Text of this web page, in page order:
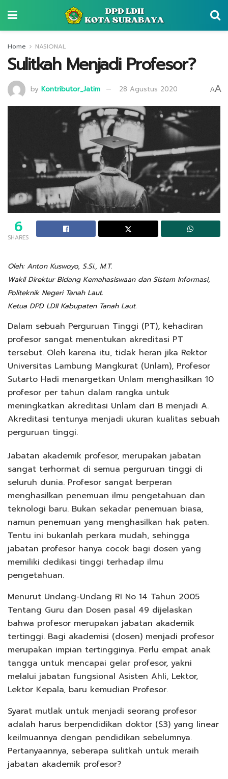
Home NASIONAL
Sulitkah Menjadi Profesor?
by Kontributor_Jatim 28 Agustus 2020 AA
6
SHARES
Oleh: Anton Kuswoyo, S.Si., M.T.
Wakil Direktur Bidang Kemahasiswaan dan Sistem Informasi,
Politeknik Negeri Tanah Laut.
Ketua DPD LDII Kabupaten Tanah Laut.
Dalam sebuah Perguruan Tinggi (PT), kehadiran
profesor sangat menentukan akreditasi PT
tersebut. Oleh karena itu, tidak heran jika Rektor
Universitas Lambung Mangkurat (Unlam), Profesor
Sutarto Hadi menargetkan Unlam menghasilkan 10
profesor per tahun dalam rangka untuk
meningkatkan akreditasi Unlam dari B menjadi A.
Akreditasi tentunya menjadi ukuran kualitas sebuah
perguruan tinggi.
Jabatan akademik profesor, merupakan jabatan
sangat terhormat di semua perguruan tinggi di
seluruh dunia. Profesor sangat berperan
menghasilkan penemuan ilmu pengetahuan dan
teknologi baru. Bukan sekadar penemuan biasa,
namun penemuan yang menghasilkan hak paten.
Tentu ini bukanlah perkara mudah, sehingga
jabatan profesor hanya cocok bagi dosen yang
memiliki dedikasi tinggi terhadap ilmu
pengetahuan.
Menurut Undang-Undang RI No 14 Tahun 2005
Tentang Guru dan Dosen pasal 49 dijelaskan
bahwa profesor merupakan jabatan akademik
tertinggi. Bagi akademisi (dosen) menjadi profesor
merupakan impian tertingginya. Perlu empat anak
tangga untuk mencapai gelar profesor, yakni
melalui jabatan fungsional Asisten Ahli, Lektor,
Lektor Kepala, baru kemudian Profesor.
Syarat mutlak untuk menjadi seorang profesor
adalah harus berpendidikan doktor (S3) yang linear
keilmuannya dengan pendidikan sebelumnya.
Pertanyaannya, seberapa sulitkah untuk meraih
jabatan akademik profesor?